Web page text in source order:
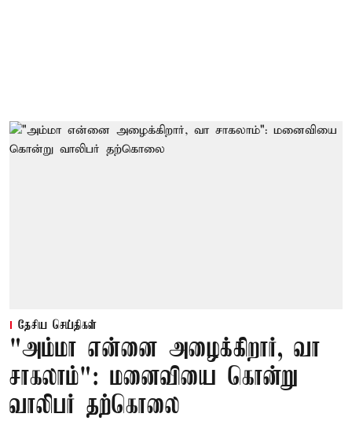
தேசிய செய்திகள்
"அம்மா என்னை அழைக்கிறார், வா
சாகலாம்": மனைவியை கொன்று
வாலிபர் தற்கொலை